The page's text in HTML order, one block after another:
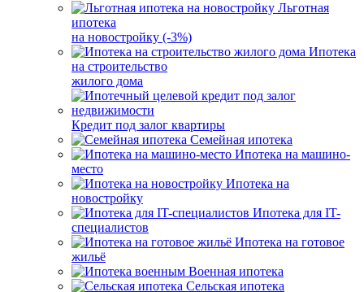
Льготная
ипотека
на новостройку (-3%)
Ипотека
на строительство
жилого дома
Кредит под залог квартиры
Семейная ипотека
Ипотека на машино-
место
Ипотека на
новостройку
Ипотека для IT-
специалистов
Ипотека на готовое
жильё
Военная ипотека
Сельская ипотека